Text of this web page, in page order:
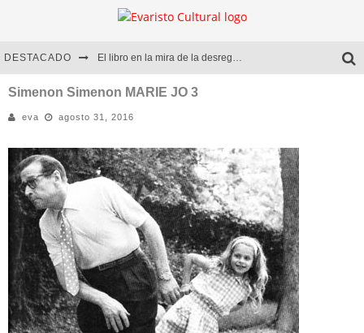
DESTACADO El libro en la mira de la desregulación
Marcelo Rubio | El llovedor
Diego Meret | Hotel Acapulco
Alejandra Correa | La nieve
Simenon Simenon MARIE JO 3
eva agosto 31, 2016